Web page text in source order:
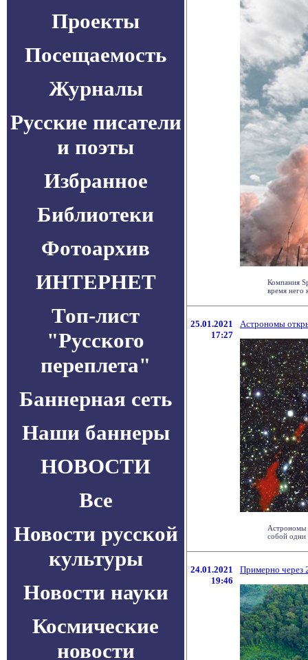
Проекты
Посещаемость
Журналы
Русские писатели
и поэты
Избранное
Библиотеки
Фотоархив
ИНТЕРНЕТ
Топ-лист
"Русского
переплета"
Баннерная сеть
Наши баннеры
НОВОСТИ
Все
Новости русской
культуры
Новости науки
Космические
новости
Компания
время него
25.01.2021
17:27
Астрономы
Астрономы
собой одни
24.01.2021
19:46
Примерно через